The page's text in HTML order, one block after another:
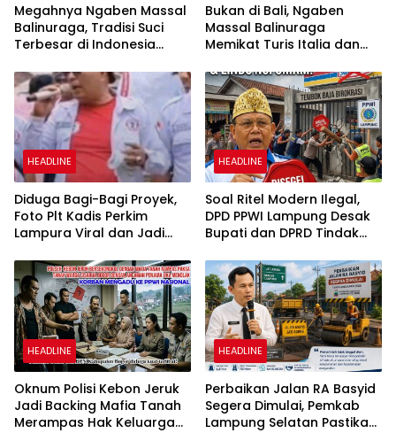
Megahnya Ngaben Massal
Balinuraga, Tradisi Suci
Terbesar di Indonesia
dan Merekatkan Ikatan
Keluarga
Bukan di Bali, Ngaben
Massal Balinuraga
Memikat Turis Italia dan
HEADLINE
Diduga Bagi-Bagi Proyek,
Foto Plt Kadis Perkim
Lampura Viral dan Jadi
Netizen
HEADLINE
Soal Ritel Modern Ilegal,
DPD PPWI Lampung Desak
Bupati dan DPRD Tindak
No 02/2016
HEADLINE
Oknum Polisi Kebon Jeruk
Jadi Backing Mafia Tanah
Merampas Hak Keluarga
HEADLINE
Perbaikan Jalan RA Basyid
Segera Dimulai, Pemkab
Lampung Selatan Pastikan